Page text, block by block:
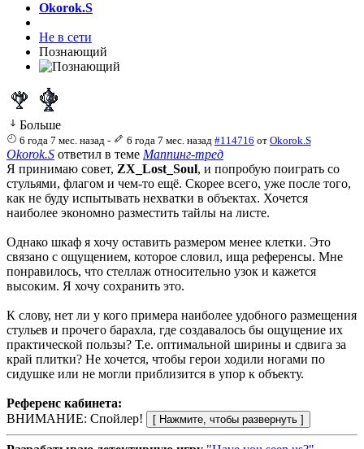
Okorok.S
Не в сети
Познающий
Больше
6 года 7 мес. назад - 6 года 7 мес. назад #114716 от Okorok.S
Okorok.S ответил в теме Маппинг-тред
Я принимаю совет, ZX_Lost_Soul, и попробую поиграть со
стульями, флагом и чем-то ещё. Скорее всего, уже после того,
как не буду испытывать нехватки в объектах. Хочется
наиболее экономно разместить тайлы на листе.
Однако шкаф я хочу оставить размером менее клетки. Это
связано с ощущением, которое словил, ища референсы. Мне
понравилось, что стеллаж относительно узок и кажется
высоким. Я хочу сохранить это.
К слову, нет ли у кого примера наиболее удобного размещения
стульев и прочего барахла, где создавалось бы ощущение их
практической пользы? Т.е. оптимальной ширины и сдвига за
край плитки? Не хочется, чтобы герои ходили ногами по
сидушке или не могли приблизится в упор к объекту.
Референс кабинета:
ВНИМАНИЕ: Спойлер!